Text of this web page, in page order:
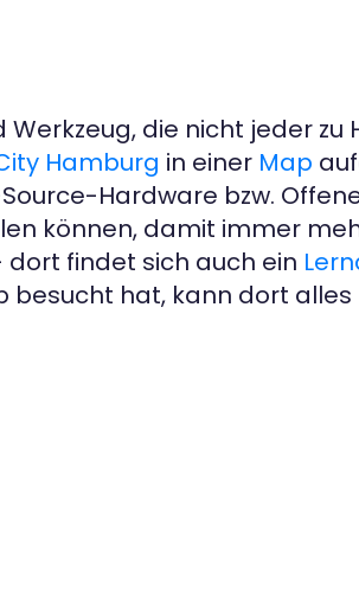
die nicht jeder zu
Hamburg in einer Map
Hardware bzw.
können, damit immer
dort findet sich auch ein
besucht hat, kann dort alles